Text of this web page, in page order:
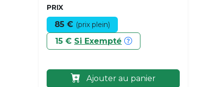
PRIX
85 € (prix plein)
15 € Si Exempté
Ajouter au panier